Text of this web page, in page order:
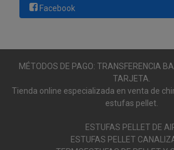
Facebook
MÉTODOS DE PAGO: TRANSFERENCIA
TARJETA.
Tienda online especializada en venta de
estufas pellet.
ESTUFAS PELLET DE
ESTUFAS PELLET